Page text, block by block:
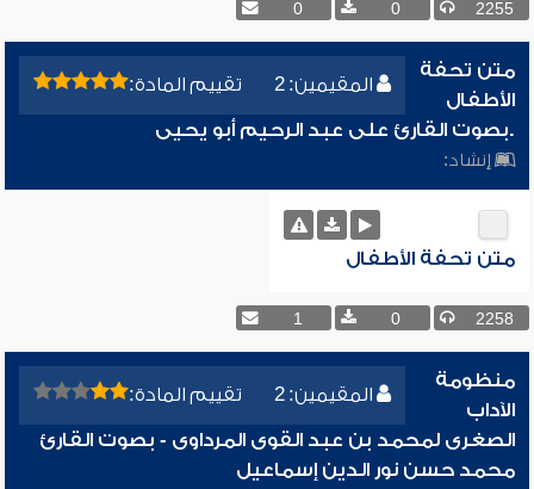
2255
0
0
المقيمين: 2 تقييم المادة:
متن تحفة
الأطفال
.بصوت القارئ على عبد الرحيم أبو يحيى
إنشاد:
متن تحفة الأطفال
2258
0
1
المقيمين: 2 تقييم المادة:
منظومة
الآداب
الصغرى لمحمد بن عبد القوى المرداوى - بصوت القارئ
محمد حسن نور الدين إسماعيل